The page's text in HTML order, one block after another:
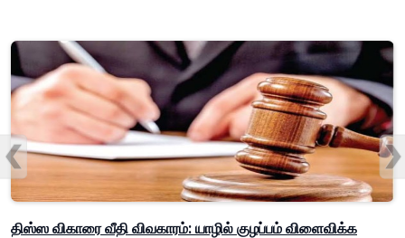
திஸ்ஸ விகாரை வீதி விவகாரம்: யாழில் குழப்பம் விளைவிக்க